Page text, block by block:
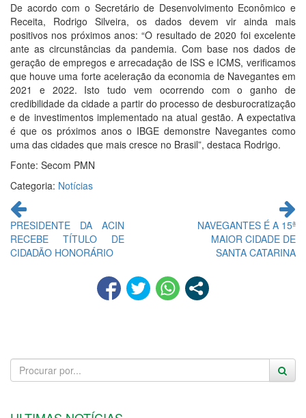
De acordo com o Secretário de Desenvolvimento Econômico e
Receita, Rodrigo Silveira, os dados devem vir ainda mais
positivos nos próximos anos: “O resultado de 2020 foi excelente
ante as circunstâncias da pandemia. Com base nos dados de
geração de empregos e arrecadação de ISS e ICMS, verificamos
que houve uma forte aceleração da economia de Navegantes em
2021 e 2022. Isto tudo vem ocorrendo com o ganho de
credibilidade da cidade a partir do processo de desburocratização
e de investimentos implementado na atual gestão. A expectativa
é que os próximos anos o IBGE demonstre Navegantes como
uma das cidades que mais cresce no Brasil”, destaca Rodrigo.
Fonte: Secom PMN
Categoria: Notícias
Continue
lendo
PRESIDENTE DA ACIN
RECEBE TÍTULO DE
CIDADÃO HONORÁRIO
NAVEGANTES É A 15ª
MAIOR CIDADE DE
SANTA CATARINA